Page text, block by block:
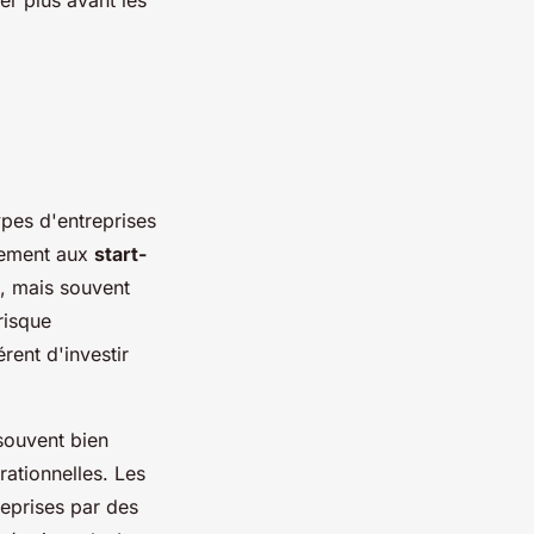
d'entreprises
aux start-
mais souvent
d'investir
bien
Les
par des